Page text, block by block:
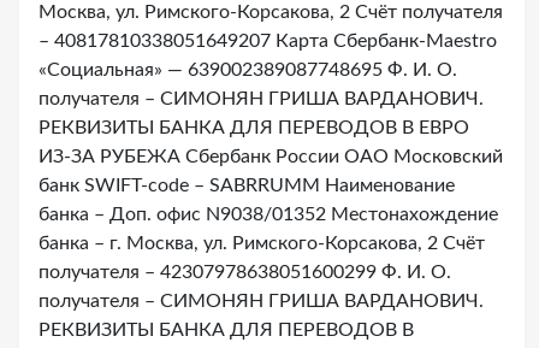
Москва, ул. Римского-Корсакова, 2 Счёт получателя
– 40817810338051649207 Карта Сбербанк-Maestro
«Социальная» — 639002389087748695 Ф. И. О.
получателя – СИМОНЯН ГРИША ВАРДАНОВИЧ.
РЕКВИЗИТЫ БАНКА ДЛЯ ПЕРЕВОДОВ В ЕВРО
ИЗ-ЗА РУБЕЖА Сбербанк России ОАО Московский
банк SWIFT-code – SABRRUMM Наименование
банка – Доп. офис N9038/01352 Местонахождение
банка – г. Москва, ул. Римского-Корсакова, 2 Счёт
получателя – 42307978638051600299 Ф. И. О.
получателя – СИМОНЯН ГРИША ВАРДАНОВИЧ.
РЕКВИЗИТЫ БАНКА ДЛЯ ПЕРЕВОДОВ В